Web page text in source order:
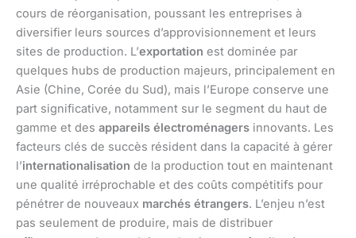
cours de réorganisation, poussant les entreprises à
diversifier leurs sources d’approvisionnement et leurs
sites de production. L’exportation est dominée par
quelques hubs de production majeurs, principalement en
Asie (Chine, Corée du Sud), mais l’Europe conserve une
part significative, notamment sur le segment du haut de
gamme et des appareils électroménagers innovants. Les
facteurs clés de succès résident dans la capacité à gérer
l’internationalisation de la production tout en maintenant
une qualité irréprochable et des coûts compétitifs pour
pénétrer de nouveaux marchés étrangers. L’enjeu n’est
pas seulement de produire, mais de distribuer